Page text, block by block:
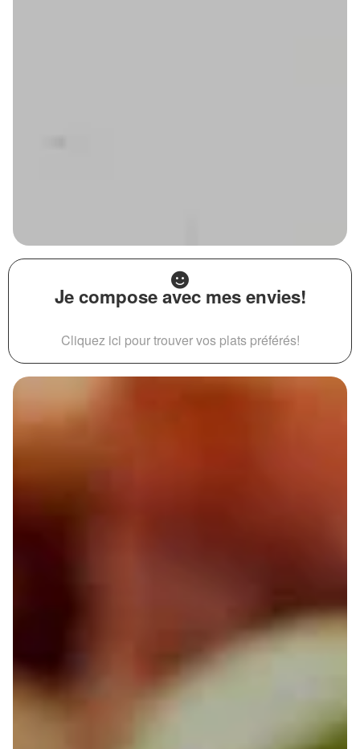
Je compose avec mes envies!
Cliquez ici pour trouver vos plats préférés!